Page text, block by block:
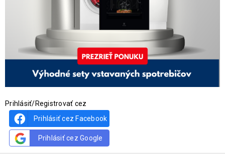
Prihlásiť/Registrovať cez
Prihlásiť cez Facebook
Prihlásiť cez Google